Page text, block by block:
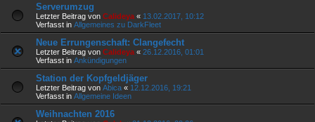
Serverumzug
Letzter Beitrag von Calideya « 13.02.2017, 10:12
Verfasst in Allgemeines zu DarkFleet
Neue Errungenschaft: Clangefecht
Letzter Beitrag von Calideya « 26.12.2016, 01:01
Verfasst in Ankündigungen
Station der Kopfgeldjäger
Letzter Beitrag von Abica « 12.12.2016, 19:21
Verfasst in Allgemeine Ideen
Weihnachten 2016